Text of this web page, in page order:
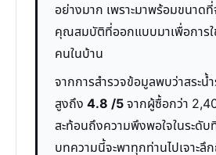
อย่างมาก เพราะมาพร้อมขนาดที่
คุณสมบัติที่ออกแบบมาเพื่อการ
คนในบ้าน
จากการสำรวจข้อมูลพบว่าสระน้
สูงถึง 4.8 /5จากผู้ซื้อกว่า
สะท้อนถึงความพึงพอใจในระดับ
บทความนี้จะพาทุกท่านไปเจาะ